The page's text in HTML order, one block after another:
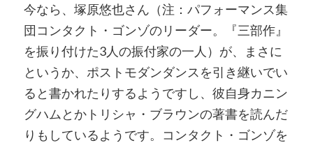
今なら、塚原悠也さん（注：パフォーマンス集
団コンタクト・ゴンゾのリーダー。『三部作』
を振り付けた3人の振付家の一人）が、まさに
というか、ポストモダンダンスを引き継いでい
ると書かれたりするようですし、彼自身カニン
グハムとかトリシャ・ブラウンの著書を読んだ
りもしているようです。コンタクト・ゴンゾを